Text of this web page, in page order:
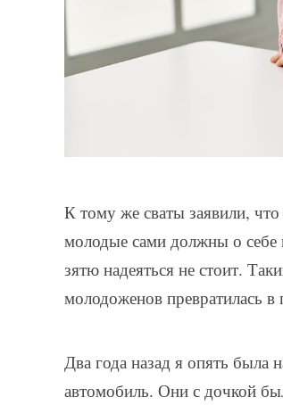
К тому же сваты заявили,
молодые сами должны о себе
зятю надеяться не стоит.
молодоженов превратилась в
Два года назад я опять была
автомобиль. Они с дочкой